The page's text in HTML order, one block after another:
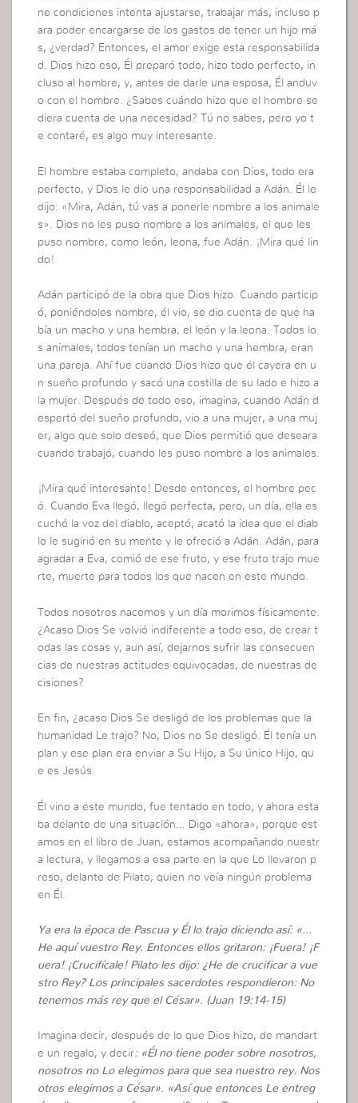
ne condiciones intenta ajustarse, trabajar más, incluso p
ara poder encargarse de los gastos de tener un hijo má
s, ¿verdad? Entonces, el amor exige esta responsabilida
d. Dios hizo eso, Él preparó todo, hizo todo perfecto, in
cluso al hombre, y, antes de darle una esposa, Él anduv
o con el hombre. ¿Sabes cuándo hizo que el hombre se
diera cuenta de una necesidad? Tú no sabes, pero yo t
e contaré, es algo muy interesante.
El hombre estaba completo, andaba con Dios, todo era
perfecto, y Dios le dio una responsabilidad a Adán. Él le
dijo: «Mira, Adán, tú vas a ponerle nombre a los animale
s». Dios no les puso nombre a los animales, el que les
puso nombre, como león, leona, fue Adán. ¡Mira qué lin
do!
Adán participó de la obra que Dios hizo. Cuando particip
ó, poniéndoles nombre, él vio, se dio cuenta de que ha
bía un macho y una hembra, el león y la leona. Todos lo
s animales, todos tenían un macho y una hembra, eran
una pareja. Ahí fue cuando Dios hizo que él cayera en u
n sueño profundo y sacó una costilla de su lado e hizo a
la mujer. Después de todo eso, imagina, cuando Adán d
espertó del sueño profundo, vio a una mujer, a una muj
er, algo que solo deseó, que Dios permitió que deseara
cuando trabajó, cuando les puso nombre a los animales.
¡Mira qué interesante! Desde entonces, el hombre pec
ó. Cuando Eva llegó, llegó perfecta, pero, un día, ella es
cuchó la voz del diablo, aceptó, acató la idea que el diab
lo le sugirió en su mente y le ofreció a Adán. Adán, para
agradar a Eva, comió de ese fruto, y ese fruto trajo mue
rte, muerte para todos los que nacen en este mundo.
Todos nosotros nacemos y un día morimos físicamente.
¿Acaso Dios Se volvió indiferente a todo eso, de crear t
odas las cosas y, aun así, dejarnos sufrir las consecuen
cias de nuestras actitudes equivocadas, de nuestras de
cisiones?
En fin, ¿acaso Dios Se desligó de los problemas que la
humanidad Le trajo? No, Dios no Se desligó. Él tenía un
plan y ese plan era enviar a Su Hijo, a Su único Hijo, qu
e es Jesús.
Él vino a este mundo, fue tentado en todo, y ahora esta
ba delante de una situación… Digo «ahora», porque est
amos en el libro de Juan, estamos acompañando nuestr
a lectura, y llegamos a esa parte en la que Lo llevaron p
reso, delante de Pilato, quien no veía ningún problema
en Él.
Ya era la época de Pascua y Él lo trajo diciendo así: «…
He aquí vuestro Rey. Entonces ellos gritaron: ¡Fuera! ¡F
uera! ¡Crucifícale! Pilato les dijo: ¿He de crucificar a vue
stro Rey? Los principales sacerdotes respondieron: No
tenemos más rey que el César». (Juan 19:14-15)
Imagina decir, después de lo que Dios hizo, de mandart
e un regalo, y decir: «Él no tiene poder sobre nosotros,
nosotros no Lo elegimos para que sea nuestro rey. Nos
otros elegimos a César». «Así que entonces Le entreg